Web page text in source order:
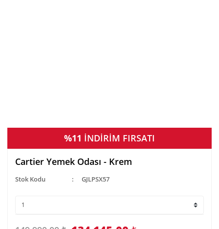
%11 İNDİRİM FIRSATI
Cartier Yemek Odası - Krem
Stok Kodu GJLPSX57